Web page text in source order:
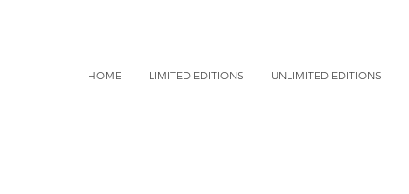
HOME LIMITED EDITIONS UNLIMITED EDITIONS